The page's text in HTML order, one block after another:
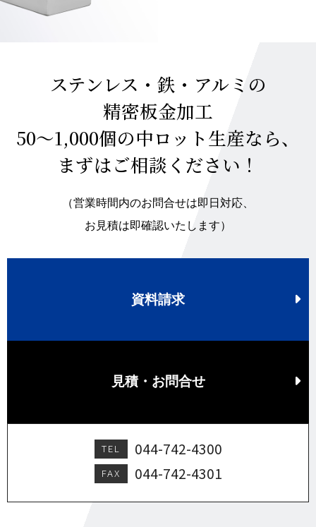
ステンレス・鉄・アルミの
精密板金加工
50～1,000個の中ロット生産なら、
まずはご相談ください！
（営業時間内のお問合せは即日対応、
お見積は即確認いたします）
資料請求
見積・お問合せ
TEL 044-742-4300
FAX 044-742-4301